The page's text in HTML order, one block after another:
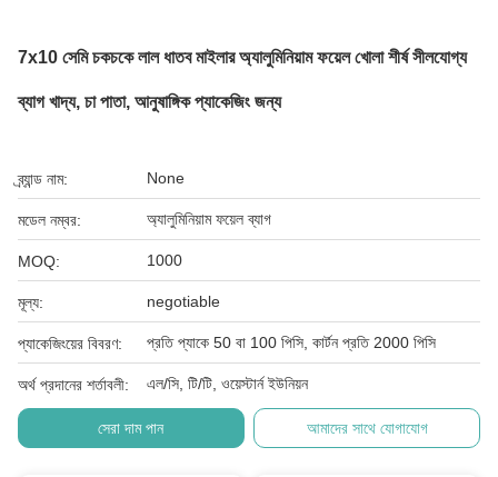
7x10 সেমি চকচকে লাল ধাতব মাইলার অ্যালুমিনিয়াম ফয়েল খোলা শীর্ষ সীলযোগ্য
ব্যাগ খাদ্য, চা পাতা, আনুষাঙ্গিক প্যাকেজিং জন্য
ব্র্যান্ড নাম: None
মডেল নম্বর: অ্যালুমিনিয়াম ফয়েল ব্যাগ
MOQ: 1000
মূল্য: negotiable
প্যাকেজিংয়ের বিবরণ: প্রতি প্যাকে 50 বা 100 পিসি, কার্টন প্রতি 2000 পিসি
অর্থ প্রদানের শর্তাবলী: এল/সি, টি/টি, ওয়েস্টার্ন ইউনিয়ন
সেরা দাম পান আমাদের সাথে যোগাযোগ